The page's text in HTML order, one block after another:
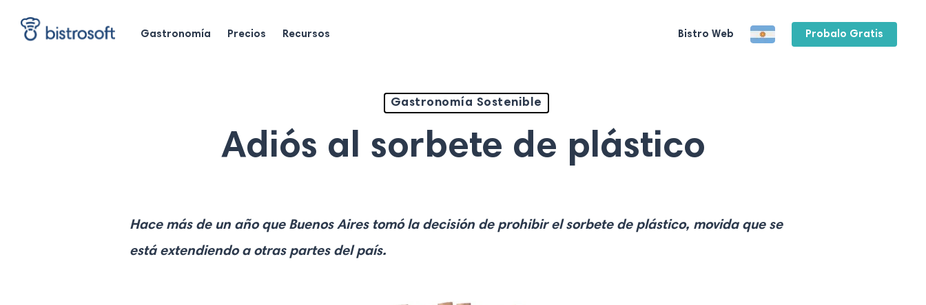
main
Gastronomía Precios Recursos Bistro Web Probalo Gratis
Gastronomía Sostenible
Adiós al sorbete de plástico
Hace más de un año que Buenos Aires tomó la decisión de prohibir el sorbete de plástico, movida que se
está extendiendo a otras partes del país.